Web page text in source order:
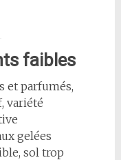
faibles
et parfumés,
variété
gelées
sol trop